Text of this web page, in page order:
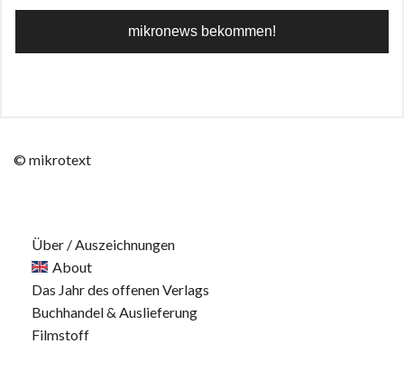
© mikrotext
Über / Auszeichnungen
About
Das Jahr des offenen Verlags
Buchhandel & Auslieferung
Filmstoff